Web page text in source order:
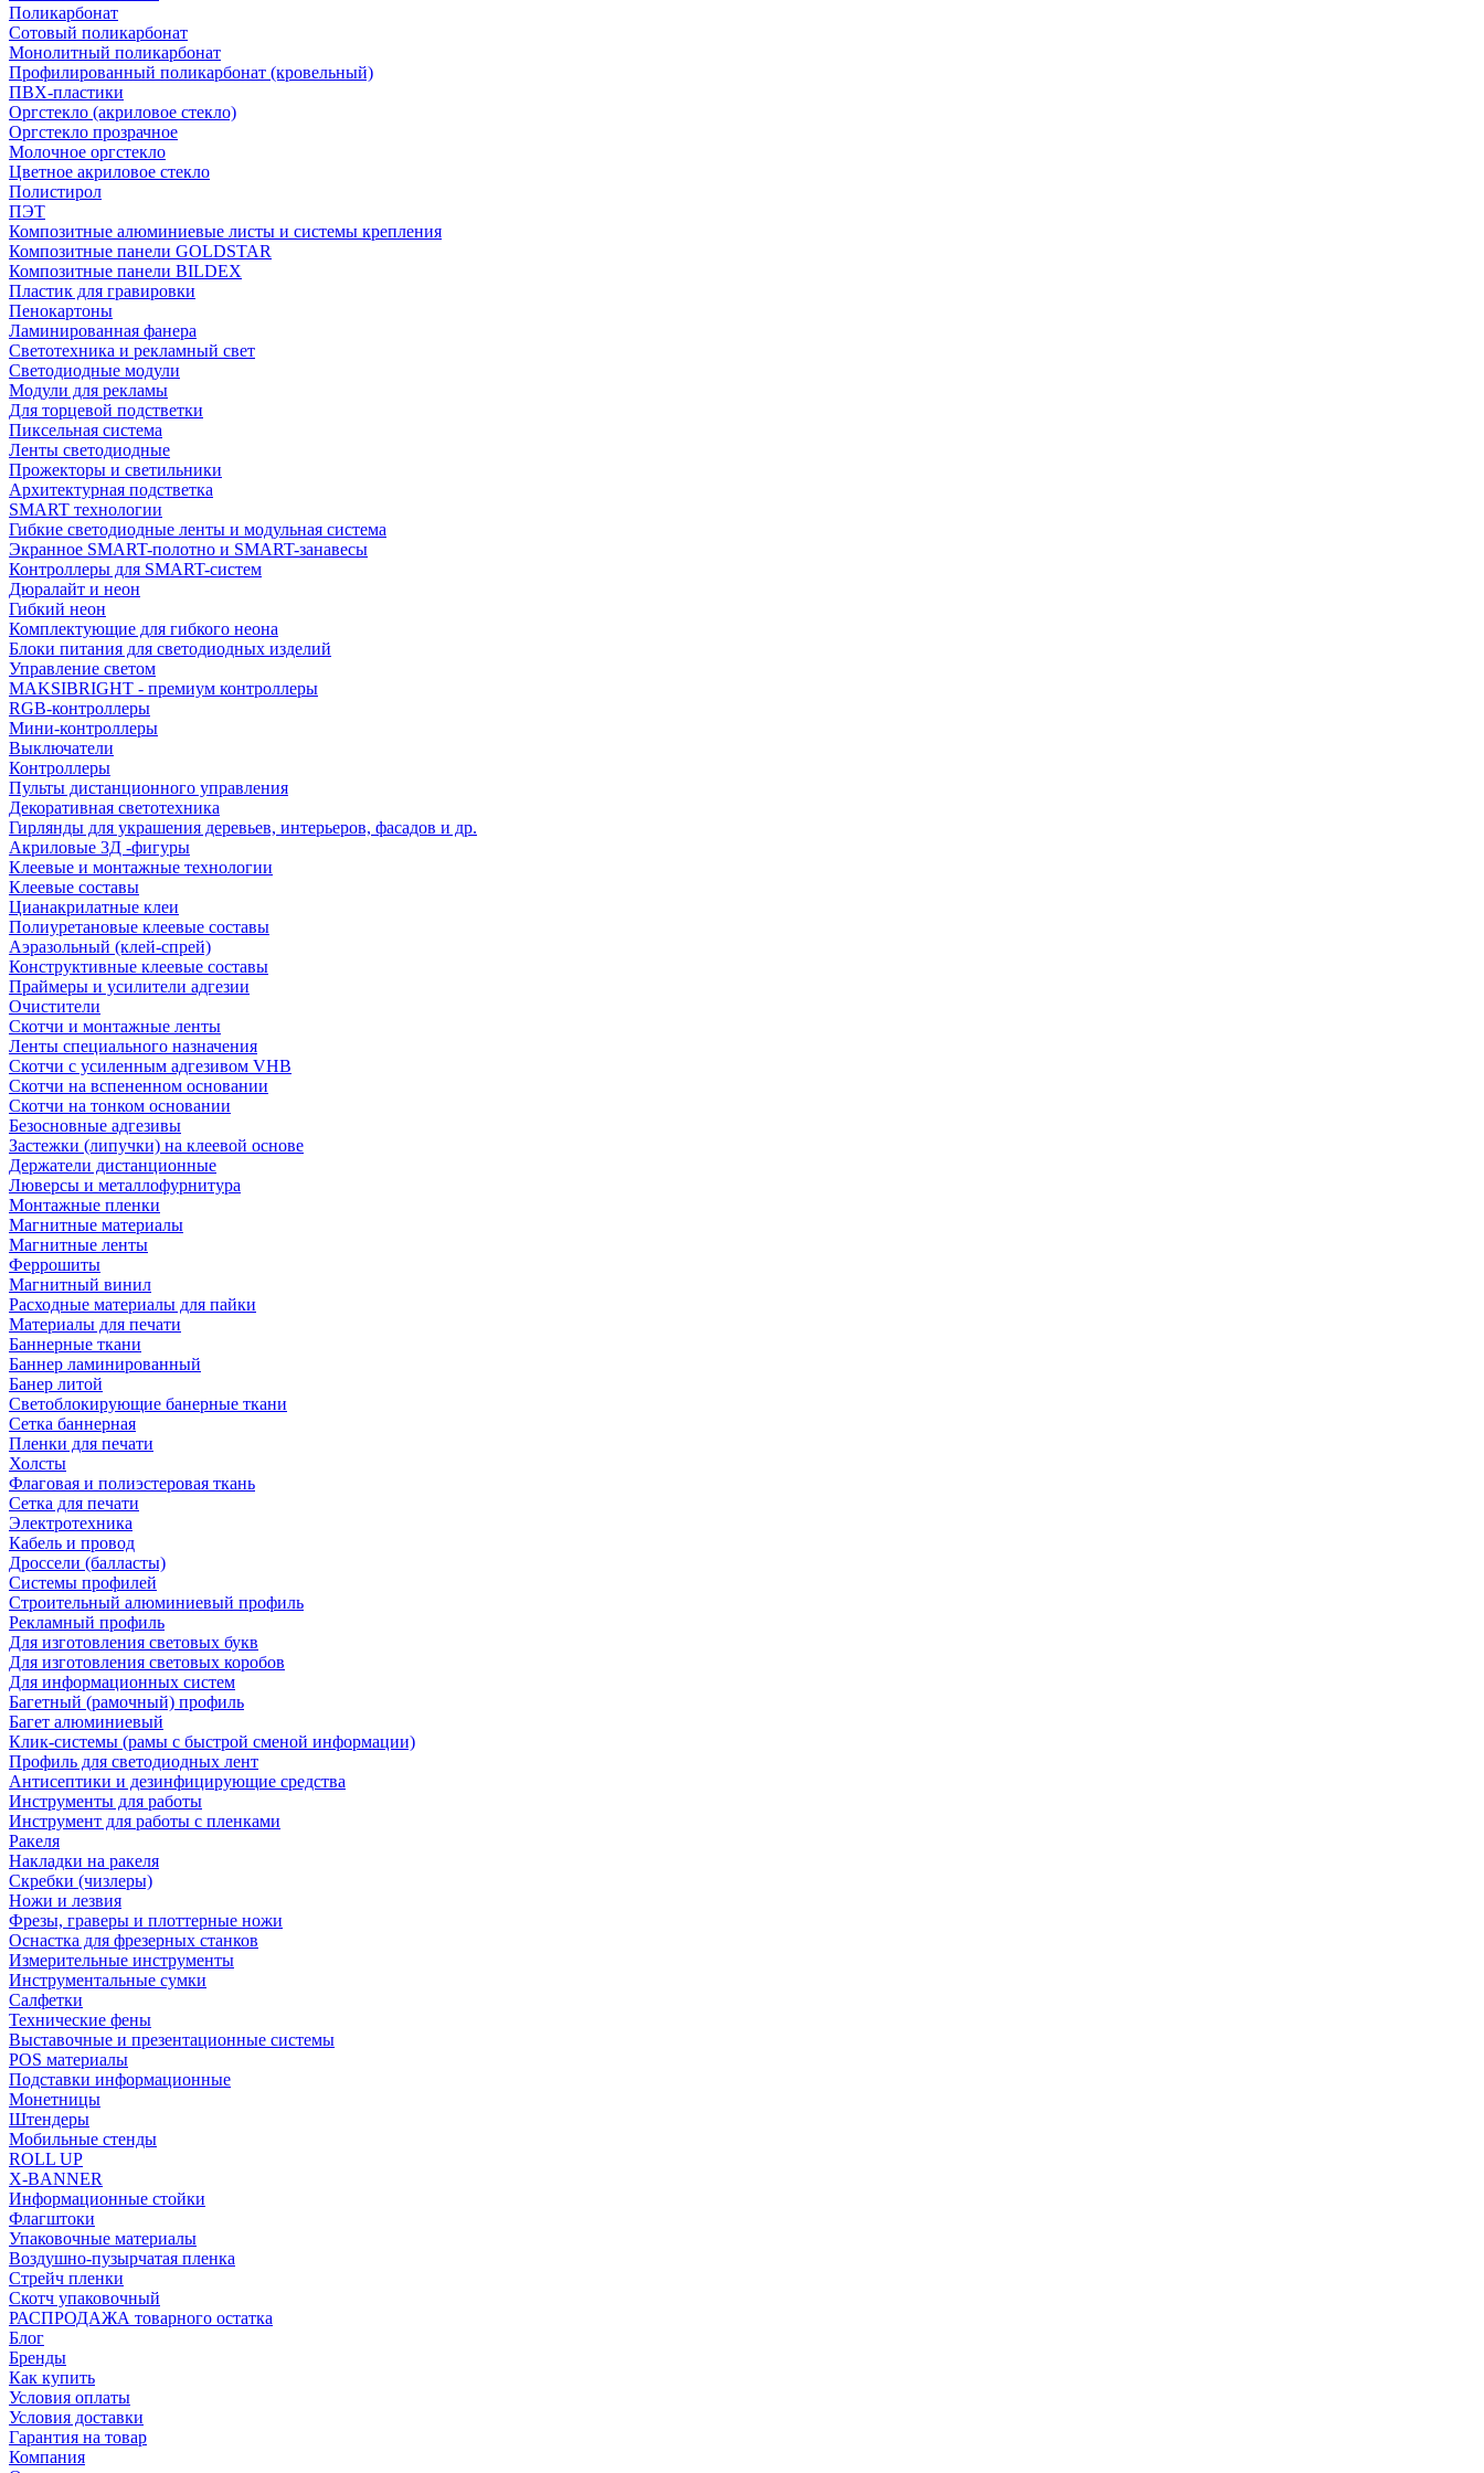
Поликарбонат
Сотовый поликарбонат
Монолитный поликарбонат
Профилированный поликарбонат (кровельный)
ПВХ-пластики
Оргстекло (акриловое стекло)
Оргстекло прозрачное
Молочное оргстекло
Цветное акриловое стекло
Полистирол
ПЭТ
Композитные алюминиевые листы и системы крепления
Композитные панели GOLDSTAR
Композитные панели BILDEX
Пластик для гравировки
Пенокартоны
Ламинированная фанера
Светотехника и рекламный свет
Светодиодные модули
Модули для рекламы
Для торцевой подстветки
Пиксельная система
Ленты светодиодные
Прожекторы и светильники
Архитектурная подстветка
SMART технологии
Гибкие светодиодные ленты и модульная система
Экранное SMART-полотно и SMART-занавесы
Контроллеры для SMART-систем
Дюралайт и неон
Гибкий неон
Комплектующие для гибкого неона
Блоки питания для светодиодных изделий
Управление светом
MAKSIBRIGHT - премиум контроллеры
RGB-контроллеры
Мини-контроллеры
Выключатели
Контроллеры
Пульты дистанционного управления
Декоративная светотехника
Гирлянды для украшения деревьев, интерьеров, фасадов и др.
Акриловые 3Д -фигуры
Клеевые и монтажные технологии
Клеевые составы
Цианакрилатные клеи
Полиуретановые клеевые составы
Аэразольный (клей-спрей)
Конструктивные клеевые составы
Праймеры и усилители адгезии
Очистители
Скотчи и монтажные ленты
Ленты специального назначения
Скотчи с усиленным адгезивом VHB
Скотчи на вспененном основании
Скотчи на тонком основании
Безосновные адгезивы
Застежки (липучки) на клеевой основе
Держатели дистанционные
Люверсы и металлофурнитура
Монтажные пленки
Магнитные материалы
Магнитные ленты
Феррошиты
Магнитный винил
Расходные материалы для пайки
Материалы для печати
Баннерные ткани
Баннер ламинированный
Банер литой
Светоблокирующие банерные ткани
Сетка баннерная
Пленки для печати
Холсты
Флаговая и полиэстеровая ткань
Сетка для печати
Электротехника
Кабель и провод
Дроссели (балласты)
Системы профилей
Строительный алюминиевый профиль
Рекламный профиль
Для изготовления световых букв
Для изготовления световых коробов
Для информационных систем
Багетный (рамочный) профиль
Багет алюминиевый
Клик-системы (рамы с быстрой сменой информации)
Профиль для светодиодных лент
Антисептики и дезинфицирующие средства
Инструменты для работы
Инструмент для работы с пленками
Ракеля
Накладки на ракеля
Скребки (чизлеры)
Ножи и лезвия
Фрезы, граверы и плоттерные ножи
Оснастка для фрезерных станков
Измерительные инструменты
Инструментальные сумки
Салфетки
Технические фены
Выставочные и презентационные системы
POS материалы
Подставки информационные
Монетницы
Штендеры
Мобильные стенды
ROLL UP
X-BANNER
Информационные стойки
Флагштоки
Упаковочные материалы
Воздушно-пузырчатая пленка
Стрейч пленки
Скотч упаковочный
РАСПРОДАЖА товарного остатка
Блог
Бренды
Как купить
Условия оплаты
Условия доставки
Гарантия на товар
Компания